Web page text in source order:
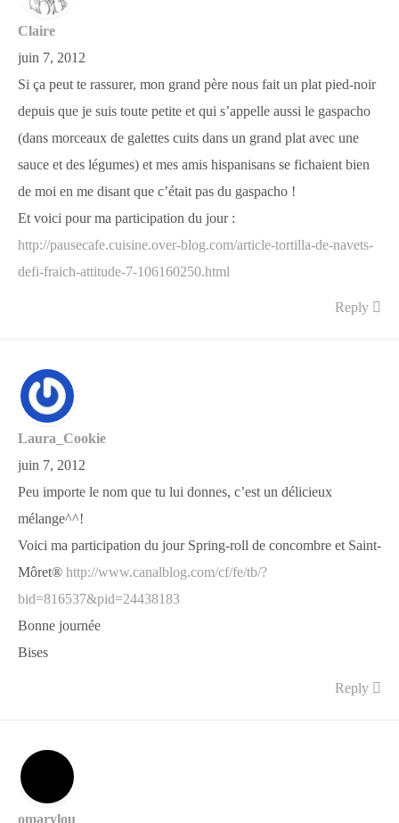
Claire
juin 7, 2012
Si ça peut te rassurer, mon grand père nous fait un plat pied-noir
depuis que je suis toute petite et qui s’appelle aussi le gaspacho
(dans morceaux de galettes cuits dans un grand plat avec une
sauce et des légumes) et mes amis hispanisans se fichaient bien
de moi en me disant que c’était pas du gaspacho !
Et voici pour ma participation du jour :
http://pausecafe.cuisine.over-blog.com/article-tortilla-de-navets-
defi-fraich-attitude-7-106160250.html
Reply
Laura_Cookie
juin 7, 2012
Peu importe le nom que tu lui donnes, c’est un délicieux
mélange^^!
Voici ma participation du jour Spring-roll de concombre et Saint-
Môret® http://www.canalblog.com/cf/fe/tb/?
bid=816537&pid=24438183
Bonne journée
Bises
Reply
omarylou